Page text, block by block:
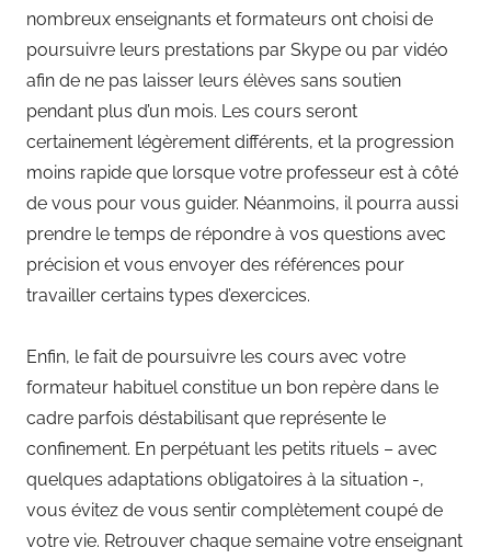
nombreux enseignants et formateurs ont choisi de
poursuivre leurs prestations par Skype ou par vidéo
afin de ne pas laisser leurs élèves sans soutien
pendant plus d’un mois. Les cours seront
certainement légèrement différents, et la progression
moins rapide que lorsque votre professeur est à côté
de vous pour vous guider. Néanmoins, il pourra aussi
prendre le temps de répondre à vos questions avec
précision et vous envoyer des références pour
travailler certains types d’exercices.
Enfin, le fait de poursuivre les cours avec votre
formateur habituel constitue un bon repère dans le
cadre parfois déstabilisant que représente le
confinement. En perpétuant les petits rituels – avec
quelques adaptations obligatoires à la situation -,
vous évitez de vous sentir complètement coupé de
votre vie. Retrouver chaque semaine votre enseignant